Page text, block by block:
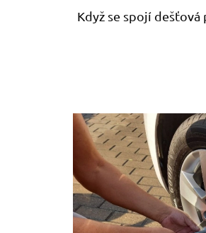
Když se spojí